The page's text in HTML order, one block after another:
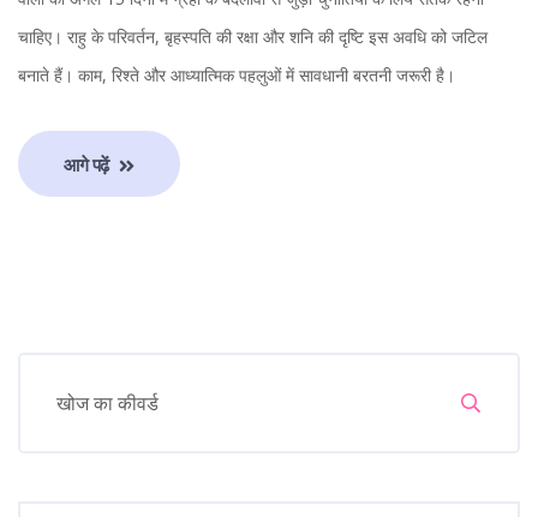
चाहिए। राहु के परिवर्तन, बृहस्पति की रक्षा और शनि की दृष्टि इस अवधि को जटिल
बनाते हैं। काम, रिश्ते और आध्यात्मिक पहलुओं में सावधानी बरतनी जरूरी है।
आगे पढ़ें